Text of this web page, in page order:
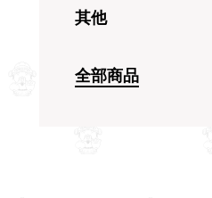
其他
全部商品